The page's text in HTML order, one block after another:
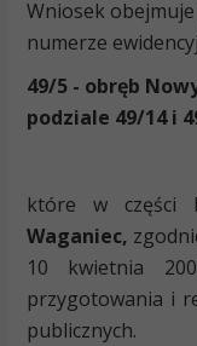
Wniosek
numerze
49/5 - obręb
podziale 49/14 i
które w części
Waganiec,
10 kwietnia
przygotowania i
publicznych.